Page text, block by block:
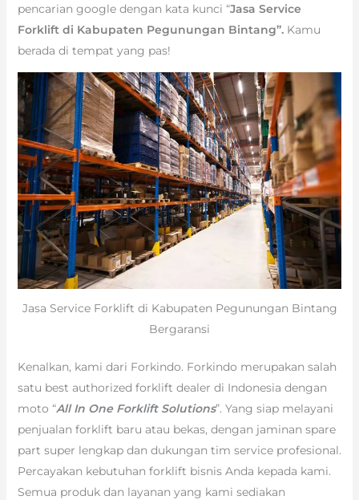
pencarian google dengan kata kunci “Jasa Service
Forklift di Kabupaten Pegunungan Bintang”. Kamu
berada di tempat yang pas!
Jasa Service Forklift di Kabupaten Pegunungan Bintang
Bergaransi
Kenalkan, kami dari Forkindo. Forkindo merupakan salah
satu best authorized forklift dealer di Indonesia dengan
moto “All In One Forklift Solutions”. Yang siap melayani
penjualan forklift baru atau bekas, dengan jaminan spare
part super lengkap dan dukungan tim service profesional.
Percayakan kebutuhan forklift bisnis Anda kepada kami.
Semua produk dan layanan yang kami sediakan